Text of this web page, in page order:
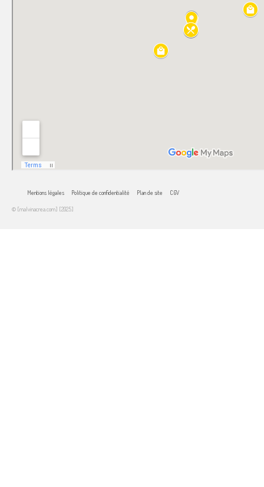
Mentions légales Politique de confidentialité Plan de site CGV
© [malvinacrea.com] [2025]